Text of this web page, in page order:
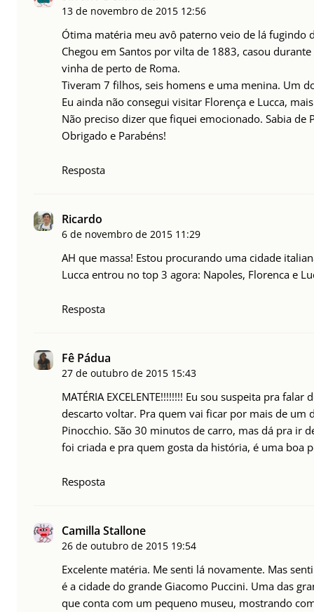
13 de novembro de 2015 12:56
Ótima matéria meu avô paterno veio de lá fugindo
Chegou em Santos por vilta de 1883, casou
vinha de perto de Roma.
Tiveram 7 filhos, seis homens e uma menina. Um
Eu ainda não consegui visitar Florença e Lucca,
Não preciso dizer que fiquei emocionado. Sabia de
Obrigado e Parabéns!
Resposta
Ricardo
6 de novembro de 2015 11:29
AH que massa! Estou procurando uma cidade
Lucca entrou no top 3 agora: Napoles, Florenca e
Resposta
Fê Pádua
27 de outubro de 2015 15:43
MATÉRIA EXCELENTE!!!!!!!! Eu sou suspeita pra
descarto voltar. Pra quem vai ficar por mais de um
Pinocchio. São 30 minutos de carro, mas dá pra ir
foi criada e pra quem gosta da história, é uma boa
Resposta
Camilla Stallone
26 de outubro de 2015 19:54
Excelente matéria. Me senti lá novamente. Mas
é a cidade do grande Giacomo Puccini. Uma das
que conta com um pequeno museu, mostrando